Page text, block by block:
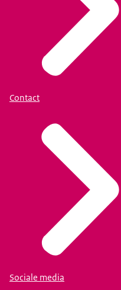
Contact
Sociale media